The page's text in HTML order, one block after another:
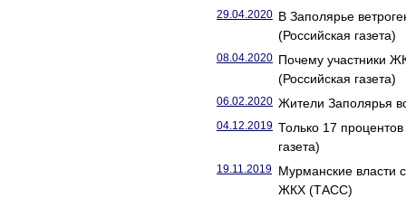
29.04.2020 В Заполярье
(Российская газета)
08.04.2020 Почему участники
(Российская газета)
06.02.2020 Жители Заполярья
04.12.2019 Только 17
газета)
19.11.2019 Мурманские власти
ЖКХ (ТАСС)